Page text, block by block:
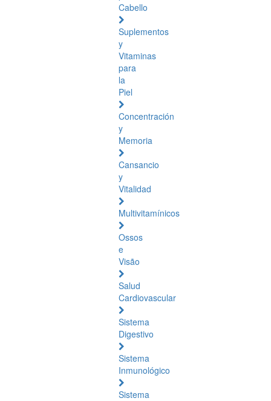
Cabello
Suplementos
y
Vitaminas
para
la
Piel
Concentración
y
Memoria
Cansancio
y
Vitalidad
Multivitamínicos
Ossos
e
Visão
Salud
Cardiovascular
Sistema
Digestivo
Sistema
Inmunológico
Sistema